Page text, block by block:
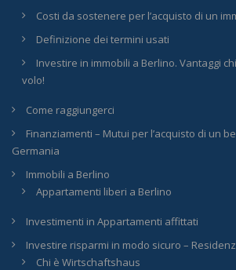
Costi da sostenere per l’acquisto di un
Definizione dei termini usati
Investire in immobili a Berlino. Vantaggi
volo!
Come raggiungerci
Finanziamenti – Mutui per l’acquisto di un
Germania
Immobili a Berlino
Appartamenti liberi a Berlino
Investimenti in Appartamenti affittati
Investire risparmi in modo sicuro –
Chi è Wirtschaftshaus